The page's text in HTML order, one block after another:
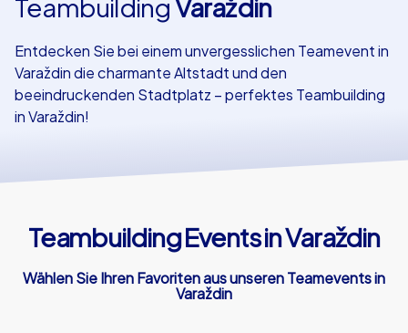
TeambuildingVaraždin
Entdecken Sie bei einem unvergesslichen Teamevent in
Varaždin die charmante Altstadt und den
beeindruckenden Stadtplatz – perfektes Teambuilding
in Varaždin!
Teambuilding Events in Varaždin
Wählen Sie Ihren Favoriten aus unseren Teamevents in
Varaždin